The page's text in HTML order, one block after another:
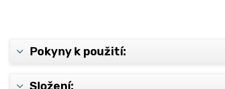
Pokyny k použití:
Složení: